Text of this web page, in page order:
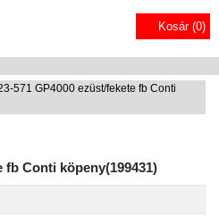
Kosár (0)
571 GP4000 ezüst/fekete fb Conti
fb Conti köpeny(199431)